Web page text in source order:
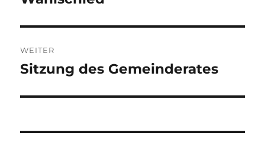
WEITER
Nächster
Sitzung des Gemeinderates